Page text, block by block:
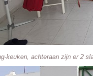
keuken, achteraan zijn er 2